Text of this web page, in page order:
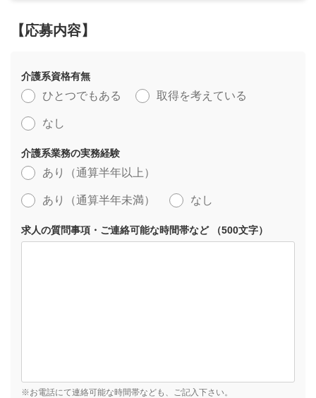
【応募内容】
介護系資格有無
ひとつでもある 取得を考えている
なし
介護系業務の実務経験
あり（通算半年以上）
あり（通算半年未満） なし
求人の質問事項・ご連絡可能な時間帯など （500文字）
※お電話にて連絡可能な時間帯なども、ご記入下さい。